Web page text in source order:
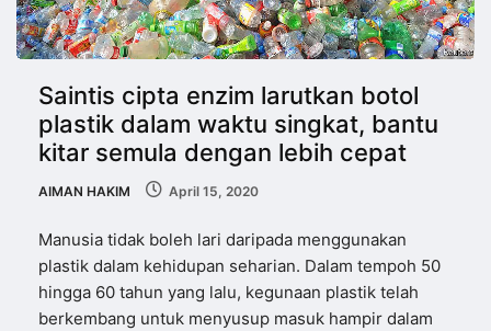
Saintis cipta enzim larutkan botol
plastik dalam waktu singkat, bantu
kitar semula dengan lebih cepat
AIMAN HAKIM April 15, 2020
Manusia tidak boleh lari daripada menggunakan
plastik dalam kehidupan seharian. Dalam tempoh 50
hingga 60 tahun yang lalu, kegunaan plastik telah
berkembang untuk menyusup masuk hampir dalam